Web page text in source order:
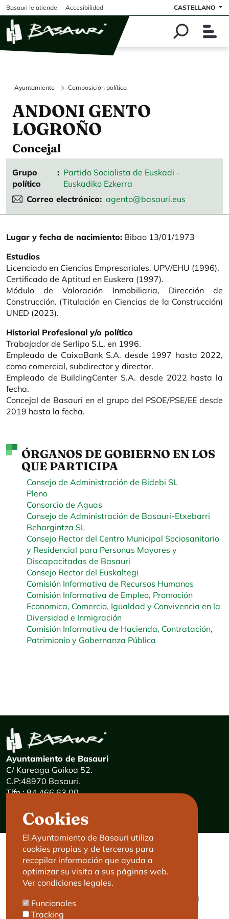
Pasar al contenido principal
Basauri le atiende Accesibilidad CASTELLANO
Ayuntamiento Composición política
ANDONI GENTO
LOGROÑO
Concejal
Grupo
político
Partido Socialista de Euskadi -
Euskadiko Ezkerra
Correo electrónico
agento@basauri.eus
Lugar y fecha de nacimiento: Bibao 13/01/1973
Estudios
Licenciado en Ciencias Empresariales. UPV/EHU (1996).
Certificado de Aptitud en Euskera (1997).
Módulo de Valoración Inmobiliaria, Dirección de
Construcción. (Titulación en Ciencias de la Construcción)
UNED (2023).
Historial Profesional y/o político
Trabajador de Serlipo S.L. en 1996.
Empleado de CaixaBank S.A. desde 1997 hasta 2022,
como comercial, subdirector y director.
Empleado de BuildingCenter S.A. desde 2022 hasta la
fecha.
Concejal de Basauri en el grupo del PSOE/PSE/EE desde
2019 hasta la fecha.
ÓRGANOS DE GOBIERNO EN LOS
QUE PARTICIPA
Consejo de Administración de Bidebi SL
Pleno
Consorcio de Aguas
Consejo de Administración de Basauri-Etxebarri
Behargintza SL
Consejo Rector del Centro Municipal Sociosanitario
y Residencial para Personas Mayores y
Discapacitadas de Basauri
Consejo Rector del Euskaltegi
Comisión Informativa de Recursos Humanos
Comisión Informativa de Empleo, Promoción
Economica, Comercio, Igualdad y Convivencia en la
Diversidad e Inmigración
Comisión Informativa de Hacienda, Contratación,
Patrimionio y Gobernanza Pública
Cookies
El Ayuntamiento de Basauri utiliza
cookies propias y de terceros para
recopilar información que ayuda a
optimizar su visita a sus páginas web.
Ver condiciones legales.
Funcionales
Tracking
Ayuntamiento de Basauri
C/ Kareaga Goikoa 52.
C.P:48970 Basauri.
Tlfn.: 94 466 63 00
E-mail: haz@basauri.eus
CONTACTO
Basauri le atiende
Cita previa
LEGAL
Aviso legal
Política de privacidad